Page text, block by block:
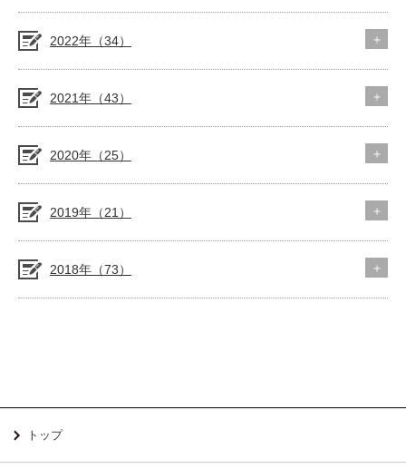
2022年（34）
2021年（43）
2020年（25）
2019年（21）
2018年（73）
トップ